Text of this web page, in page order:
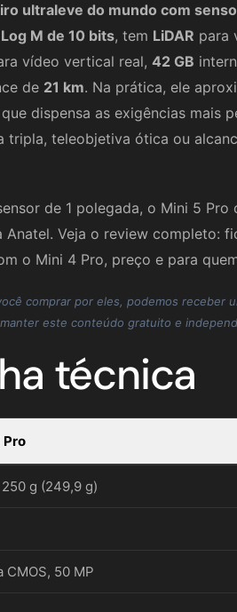
ultraleve do mundo com
M de 10 bits, tem LiDAR para
vídeo vertical real, 42 GB
de 21 km. Na prática, ele
dispensa as exigências mais
tripla, teleobjetiva ótica ou
de 1 polegada, o Mini 5 Pro
Veja o review completo:
o Mini 4 Pro, preço e para
comprar por eles, podemos receber
este conteúdo gratuito e
técnica
Pro
g (249,9 g)
CMOS, 50 MP